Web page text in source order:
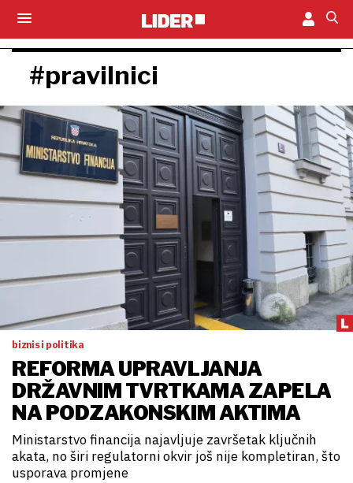
#pravilnici
biznis i politika
REFORMA UPRAVLJANJA
DRŽAVNIM TVRTKAMA ZAPELA
NA PODZAKONSKIM AKTIMA
Ministarstvo financija najavljuje završetak ključnih
akata, no širi regulatorni okvir još nije kompletiran, što
usporava promjene